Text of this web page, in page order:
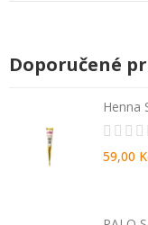
Doporučené
Henna
59,00